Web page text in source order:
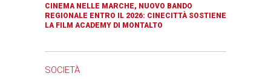
CINEMA NELLE MARCHE, NUOVO BANDO
REGIONALE ENTRO IL 2026: CINECITTÀ SOSTIENE
LA FILM ACADEMY DI MONTALTO
SOCIETÀ